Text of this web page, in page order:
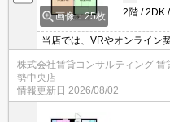
画像：25枚
2階
2DK
当店では、VRやオンライン
りWEBのみでの契約も可能
株式会社賃貸コンサルティング 賃
勢中央店
情報更新日 2026/08/02